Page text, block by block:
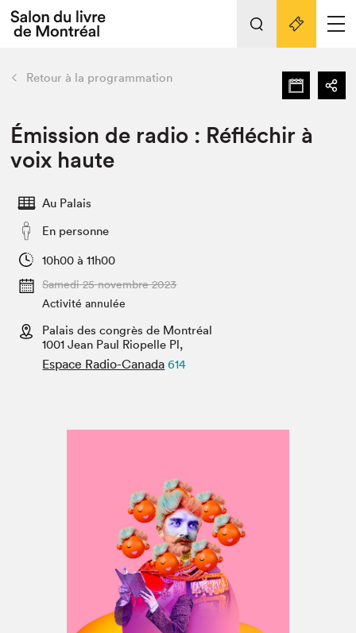
Espace exposant⋅e⋅s
Espace enseignant·e·s
Espace médias
L'événement
Préparer sa visite au Salon
SLM PRO
retour Nos activités
Préparer sa visite
Salon au Palais
Salon dans la ville et en ligne
Projets partenaires
Liens pratiques
Retour à la programmation
Émission de radio : Réfléchir à
voix haute
Au Palais
En personne
10h00 à 11h00
Samedi 25 novembre 2023
Activité annulée
Palais des congrès de Montréal
1001 Jean Paul Riopelle Pl,
Espace Radio-Canada 614